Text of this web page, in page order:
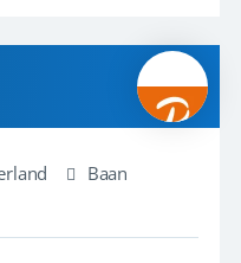
in Europa? Dan is dit jouw kans. A...
Baan